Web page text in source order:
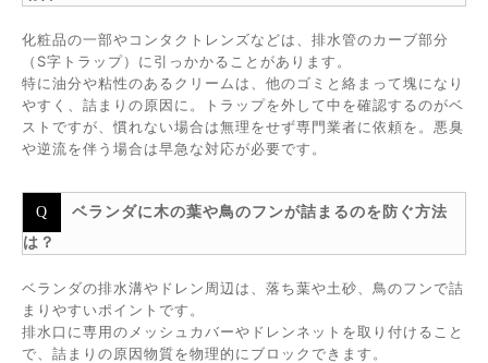
化粧品の一部やコンタクトレンズなどは、排水管のカーブ部分
（S字トラップ）に引っかかることがあります。
特に油分や粘性のあるクリームは、他のゴミと絡まって塊になり
やすく、詰まりの原因に。トラップを外して中を確認するのがベ
ストですが、慣れない場合は無理をせず専門業者に依頼を。悪臭
や逆流を伴う場合は早急な対応が必要です。
ベランダに木の葉や鳥のフンが詰まるのを防ぐ方法
は？
ベランダの排水溝やドレン周辺は、落ち葉や土砂、鳥のフンで詰
まりやすいポイントです。
排水口に専用のメッシュカバーやドレンネットを取り付けること
で、詰まりの原因物質を物理的にブロックできます。